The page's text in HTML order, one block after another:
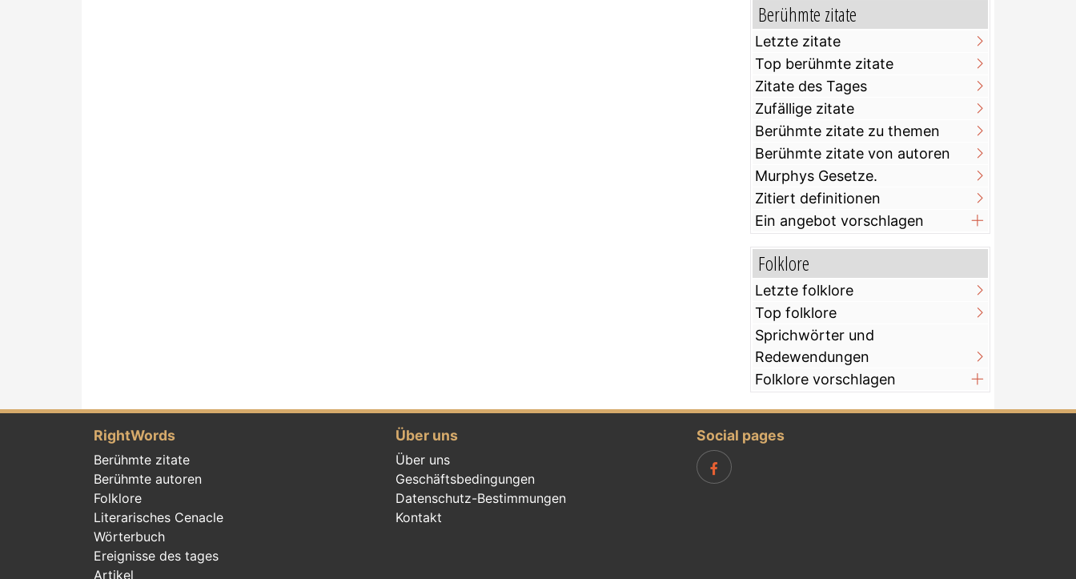
Berühmte zitate
Letzte zitate
Top berühmte zitate
Zitate des Tages
Zufällige zitate
Berühmte zitate zu themen
Berühmte zitate von autoren
Murphys Gesetze.
Zitiert definitionen
Ein angebot vorschlagen
Folklore
Letzte folklore
Top folklore
Sprichwörter und
Redewendungen
Folklore vorschlagen
RightWords
Berühmte zitate
Berühmte autoren
Folklore
Literarisches Cenacle
Wörterbuch
Ereignisse des tages
Artikel
Über uns
Über uns
Geschäftsbedingungen
Datenschutz-Bestimmungen
Kontakt
Social pages